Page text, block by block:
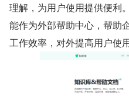
理解，为用户使用提供便利
能作为外部帮助中心，帮助
工作效率，对外提高用户使用